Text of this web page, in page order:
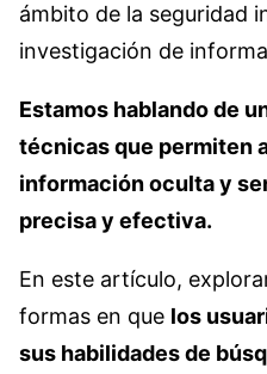
ámbito de la seguridad
investigación de
Estamos hablando de
técnicas que permiten
información oculta y
precisa y efectiva.
En este artículo,
formas en que los
sus habilidades de